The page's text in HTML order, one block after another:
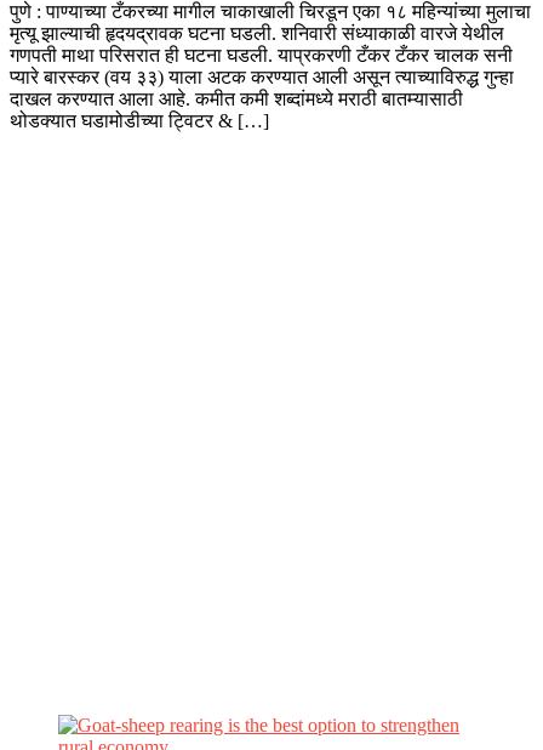
पुणे : पाण्याच्या टँकरच्या मागील चाकाखाली चिरडून एका १८ महिन्यांच्या मुलाचा
मृत्यू झाल्याची हृदयद्रावक घटना घडली. शनिवारी संध्याकाळी वारजे येथील
गणपती माथा परिसरात ही घटना घडली. याप्रकरणी टँकर टँकर चालक सनी
प्यारे बारस्कर (वय ३३) याला अटक करण्यात आली असून त्याच्याविरुद्ध गुन्हा
दाखल करण्यात आला आहे. कमीत कमी शब्दांमध्ये मराठी बातम्यासाठी
थोडक्यात घडामोडीच्या ट्विटर & […]